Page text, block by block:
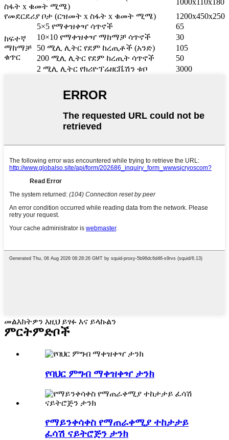
ስፋት x ቁመት ሚሜ)
1000x110x180
የመደርደሪያ ቦታ (ርዝመት x ስፋት x ቁመት ሚሜ)
1200x450x250
ከፍተኛ
ማከማቻ
ቁጥር
5×5 የማቀዝቀዣ ሳጥኖች
65
10×10 የማቀዝቀዣ ማከማቻ ሳጥኖች
30
50 ሚሊ ሊትር የደም ከረጢቶች (አንድ)
105
200 ሚሊ ሊትር የደም ከረጢት ሳጥኖች
50
2 ሚሊ ሊትር የክሪዮፕሬዘርቬሽን ቱቦ
3000
መልእክትዎን እዚህ ይፃፉ እና ይላኩልን
ምርትምድቦች
የባህር ምግብ ማቀዝቀዣ ታንክ
የማይንቀሳቀስ የማጠራቀሚያ ተከታታይ
ፈሳሽ ናይትሮጅን ታንክ